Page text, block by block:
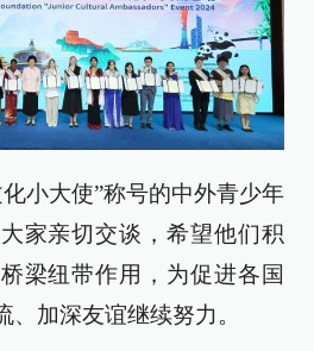
小大使”称号的中外青少年
家亲切交谈，希望他们积
梁纽带作用，为促进各国
加深友谊继续努力。